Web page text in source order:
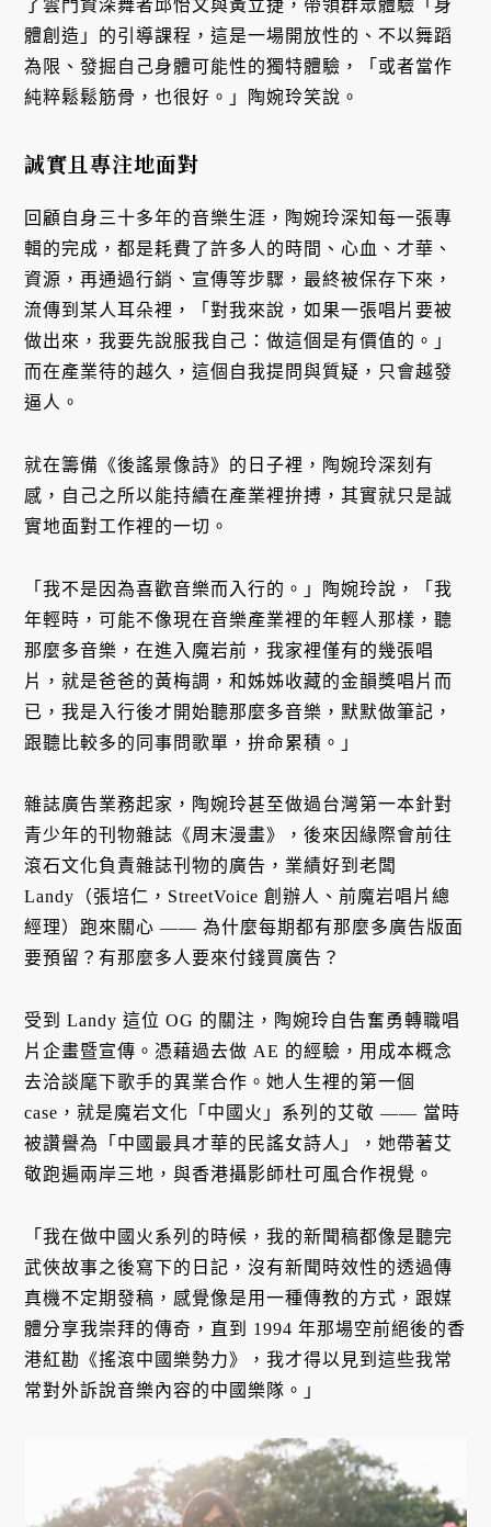
了雲門資深舞者邱怡文與黃立捷，帶領群眾體驗「身
體創造」的引導課程，這是一場開放性的、不以舞蹈
為限、發掘自己身體可能性的獨特體驗，「或者當作
純粹鬆鬆筋骨，也很好。」陶婉玲笑說。
誠實且專注地面對
回顧自身三十多年的音樂生涯，陶婉玲深知每一張專
輯的完成，都是耗費了許多人的時間、心血、才華、
資源，再通過行銷、宣傳等步驟，最終被保存下來，
流傳到某人耳朵裡，「對我來說，如果一張唱片要被
做出來，我要先說服我自己：做這個是有價值的。」
而在產業待的越久，這個自我提問與質疑，只會越發
逼人。
就在籌備《後謠景像詩》的日子裡，陶婉玲深刻有
感，自己之所以能持續在產業裡拚搏，其實就只是誠
實地面對工作裡的一切。
「我不是因為喜歡音樂而入行的。」陶婉玲說，「我
年輕時，可能不像現在音樂產業裡的年輕人那樣，聽
那麼多音樂，在進入魔岩前，我家裡僅有的幾張唱
片，就是爸爸的黃梅調，和姊姊收藏的金韻獎唱片而
已，我是入行後才開始聽那麼多音樂，默默做筆記，
跟聽比較多的同事問歌單，拚命累積。」
雜誌廣告業務起家，陶婉玲甚至做過台灣第一本針對
青少年的刊物雜誌《周末漫畫》，後來因緣際會前往
滾石文化負責雜誌刊物的廣告，業績好到老闆
Landy（張培仁，StreetVoice 創辦人、前魔岩唱片總
經理）跑來關心 —— 為什麼每期都有那麼多廣告版面
要預留？有那麼多人要來付錢買廣告？
受到 Landy 這位 OG 的關注，陶婉玲自告奮勇轉職唱
片企畫暨宣傳。憑藉過去做 AE 的經驗，用成本概念
去洽談麾下歌手的異業合作。她人生裡的第一個
case，就是魔岩文化「中國火」系列的艾敬 —— 當時
被讚譽為「中國最具才華的民謠女詩人」，她帶著艾
敬跑遍兩岸三地，與香港攝影師杜可風合作視覺。
「我在做中國火系列的時候，我的新聞稿都像是聽完
武俠故事之後寫下的日記，沒有新聞時效性的透過傳
真機不定期發稿，感覺像是用一種傳教的方式，跟媒
體分享我崇拜的傳奇，直到 1994 年那場空前絕後的香
港紅勘《搖滾中國樂勢力》，我才得以見到這些我常
常對外訴說音樂內容的中國樂隊。」